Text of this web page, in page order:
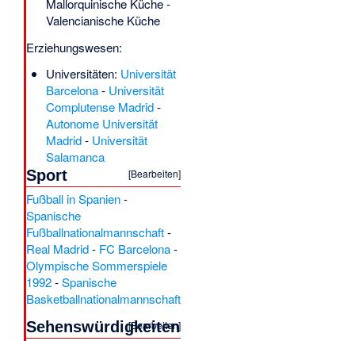
Valencianische Küche
Erziehungswesen:
Universitäten: Universität
Barcelona- Universität
Complutense Madrid-
Autonome Universität
Madrid- Universität
Salamanca‎
Sport [Bearbeiten]
Fußball in Spanien-
Spanische
Fußballnationalmannschaft-
Real Madrid- FC Barcelona-
Olympische Sommerspiele
1992-Spanische
Basketballnationalmannschaft
Sehenswürdigkeiten
[Bearbeiten]